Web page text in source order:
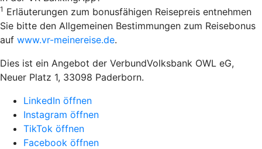
1 Erläuterungen zum bonusfähigen Reisepreis entnehmen
Sie bitte den Allgemeinen Bestimmungen zum Reisebonus
auf www.vr-meinereise.de.
Dies ist ein Angebot der VerbundVolksbank OWL eG,
Neuer Platz 1, 33098 Paderborn.
LinkedIn öffnen
Instagram öffnen
TikTok öffnen
Facebook öffnen